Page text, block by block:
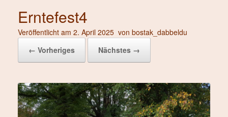
Erntefest4
Veröffentlicht am 2. April 2025 von bostak_dabbeldu
← Vorheriges
Nächstes →